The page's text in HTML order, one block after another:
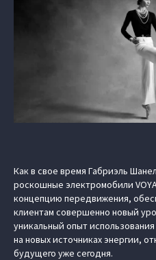
Как в свое время Габриэль
роскошные электромобили
концепцию передвижения,
клиентам совершенно новый
уникальный опыт
на новых источниках энергии,
будущего уже сегодня.